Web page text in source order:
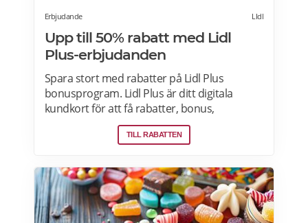
Erbjudande LIdl
Upp till 50% rabatt med Lidl
Plus-erbjudanden
Spara stort med rabatter på Lidl Plus
bonusprogram. Lidl Plus är ditt digitala
kundkort för att få rabatter, bonus,
skräddarsydda erbjudanden och mycket
mer varje vecka. Skanna ditt kort varje gång
många fördelar. Oavsett om du är på
semester utomlands kan du fortsätta att
använda dig av Lidl Plus fördelar. Läs mer
om pensionärsrabatter på Lidl här.
TILL RABATTEN